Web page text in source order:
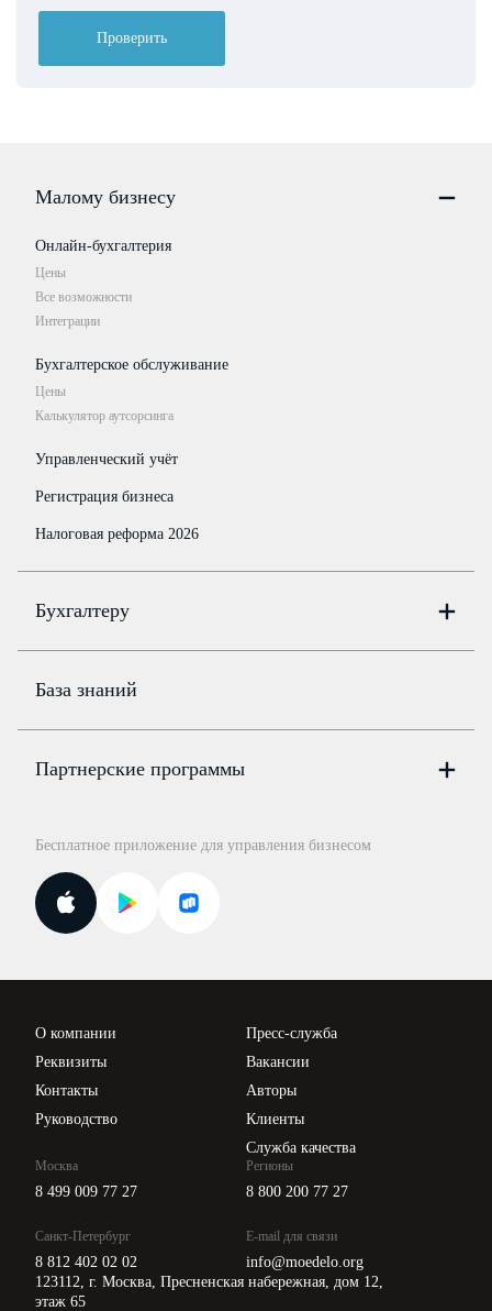
Проверить
Малому бизнесу
Онлайн-бухгалтерия
Цены
Все возможности
Интеграции
Бухгалтерское обслуживание
Цены
Калькулятор аутсорсинга
Управленческий учёт
Регистрация бизнеса
Налоговая реформа 2026
Бухгалтеру
Цены
Бюро
Консультации по учёту и налогам
Курсы повышения квалификации
Госпроверки
Поиск ответа на вопрос
Новости законодательства
База знаний
Партнерские программы
Для самозанятых
Бесплатное приложение для управления бизнесом
О компании
Реквизиты
Контакты
Руководство
Пресс-служба
Вакансии
Авторы
Клиенты
Служба качества
Москва
8 499 009 77 27
Санкт-Петербург
8 812 402 02 02
Регионы
8 800 200 77 27
E-mail для связи
info@moedelo.org
123112, г. Москва, Пресненская набережная, дом 12,
этаж 65